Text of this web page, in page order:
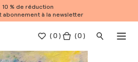
10 % de réduction
abonnement à la newsletter
(0 ) ( 0 )